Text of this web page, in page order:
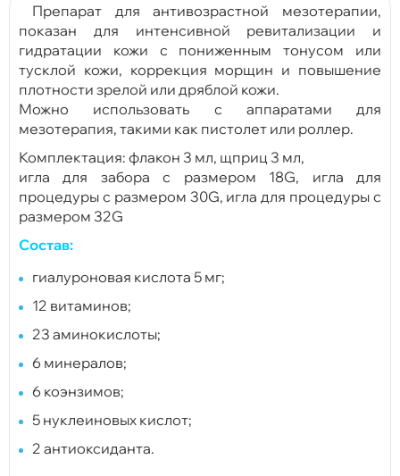
Препарат для антивозрастной мезотерапии,
показан для интенсивной ревитализации и
гидратации кожи с пониженным тонусом или
тусклой кожи, коррекция морщин и повышение
плотности зрелой или дряблой кожи.
Можно использовать с аппаратами для
мезотерапия, такими как пистолет или роллер.
Комплектация: флакон 3 мл, щприц 3 мл,
игла для забора с размером 18G, игла для
процедуры с размером 30G, игла для процедуры с
размером 32G
Состав:
гиалуроновая кислота 5 мг;
12 витаминов;
23 аминокислоты;
6 минералов;
6 коэнзимов;
5 нуклеиновых кислот;
2 антиоксиданта.